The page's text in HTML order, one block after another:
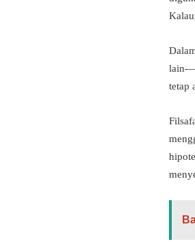
lain-
tetap